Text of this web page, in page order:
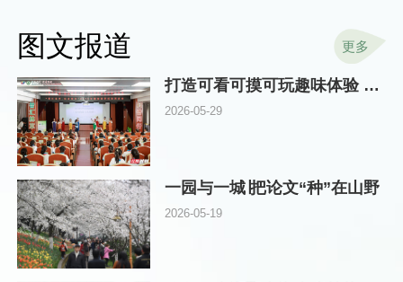
图文报道 更多
打造可看可摸可玩趣味体验 湖南林草科技周在省植物园启动
2026-05-29
一园与一城∣把论文“种”在山野
2026-05-19